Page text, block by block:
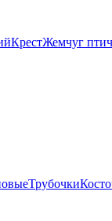
КрестЖемчуг
Трубочки